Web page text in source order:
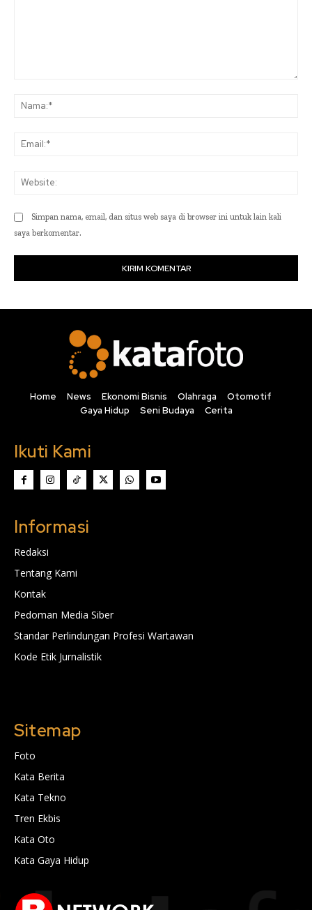
Simpan nama, email, dan situs web saya di browser ini untuk lain kali
saya berkomentar.
Home News Ekonomi Bisnis Olahraga
Otomotif
Gaya Hidup
Seni Budaya Cerita
Ikuti Kami
Informasi
Redaksi
Tentang Kami
Kontak
Pedoman Media Siber
Standar Perlindungan Profesi Wartawan
Kode Etik Jurnalistik
Sitemap
Foto
Kata Berita
Kata Tekno
Tren Ekbis
Kata Oto
Kata Gaya Hidup